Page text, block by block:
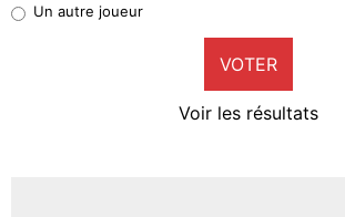
9%
Un autre joueur
VOTER
Voir les résultats